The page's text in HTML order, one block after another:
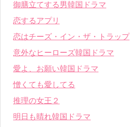
御膳立てする男韓国ドラマ
恋するアプリ
恋はチーズ・イン・ザ・トラップ
意外なヒーローズ韓国ドラマ
愛よ、お願い韓国ドラマ
憎くても愛してる
推理の女王２
明日も晴れ韓国ドラマ